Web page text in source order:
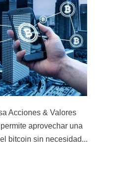
Acciones & Valores
aprovechar una
bitcoin sin necesidad...